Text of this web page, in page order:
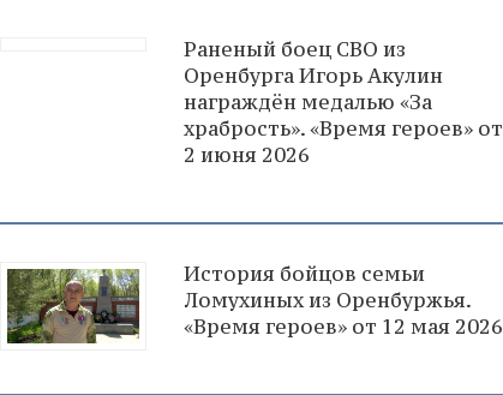
Раненый боец СВО из
Оренбурга Игорь Акулин
награждён медалью «За
храбрость». «Время героев» от
2 июня 2026
История бойцов семьи
Ломухиных из Оренбуржья.
«Время героев» от 12 мая 2026